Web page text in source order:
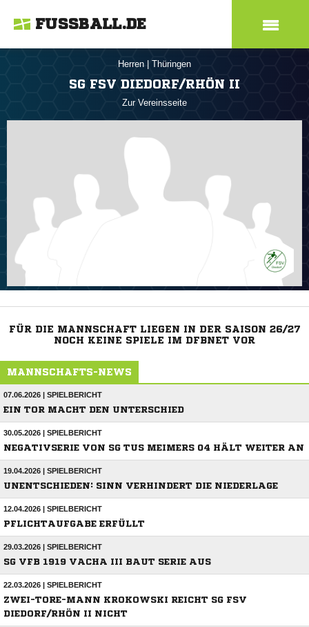
FUSSBALL.DE
Herren Thüringen
SG FSV DIEDORF/RHÖN II
Zur Vereinsseite
FÜR DIE MANNSCHAFT LIEGEN IN DER SAISON 26/27
NOCH KEINE SPIELE IM DFBNET VOR
MANNSCHAFTS-NEWS
07.06.2026 | SPIELBERICHT
EIN TOR MACHT DEN UNTERSCHIED
30.05.2026 | SPIELBERICHT
NEGATIVSERIE VON SG TUS MEIMERS 04 HÄLT WEITER AN
19.04.2026 | SPIELBERICHT
UNENTSCHIEDEN: SINN VERHINDERT DIE NIEDERLAGE
12.04.2026 | SPIELBERICHT
PFLICHTAUFGABE ERFÜLLT
29.03.2026 | SPIELBERICHT
SG VFB 1919 VACHA III BAUT SERIE AUS
22.03.2026 | SPIELBERICHT
ZWEI-TORE-MANN KROKOWSKI REICHT SG FSV
DIEDORF/RHÖN II NICHT